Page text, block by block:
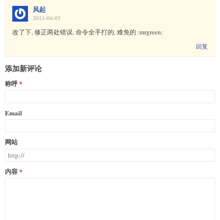
风起
2011-04-03
改了下, 修正两处错误, 命令全手打的, 难免的 :mrgreen:
回复
添加新评论
称呼
Email
网站
内容